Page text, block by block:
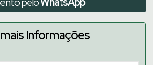
Informações